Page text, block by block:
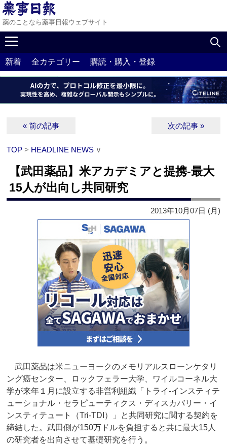
薬のことなら薬事日報ウェブサイト
新着 全カテゴリー 購読・購入・登録
« 前の記事 次の記事 »
TOP > HEADLINE NEWS ∨
【武田薬品】米アカデミアと提携‐最大
15人が出向し共同研究
2013年10月07日 (月)
武田薬品は米ニューヨークのメモリアルスローンケタリ
ング癌センター、ロックフェラー大学、ワイルコーネル大
学が来年１月に設立する非営利組織「トライ‐インスティテ
ューショナル・セラピューティクス・ディスカバリー・イ
ンスティテュート（Tri‐TDI）」と共同研究に関する契約を
締結した。武田側が150万ドルを負担すると共に最大15人
の研究者を出向させて基礎研究を行う。